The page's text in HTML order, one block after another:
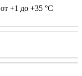
от +1 до +35 °C